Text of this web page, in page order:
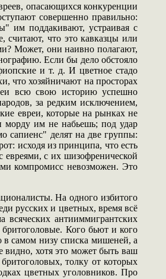
опасающихся конкуренции
совершенно правильно:
им поддакивают, устраивая с
считают, что это кавказцы или
Может, они наивно полагают,
Если бы дело обстояло
и т. д. И цветное стадо
что хозяйничают на просторах
всю свою историю успешно
за редким исключением,
евреи, которые на рынках не
морду им не набьешь; под удар
сапиенс" делят на две группы:
исходя из принципа, что есть
с их шизофренической
компромисс невозможен. Это
На одного избитого
русских и цветных, время всё
всяческих антииммигрантских
Кого бьют и кого
в самом низу списка мишеней, а
видно, хотя это может быть ваш
толку от которых
цветных уголовников. Про